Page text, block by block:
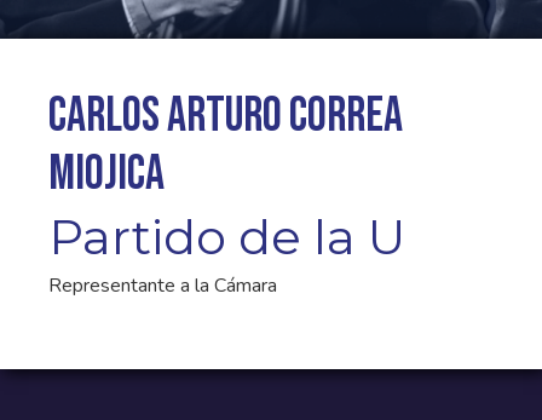
Carlos Arturo Correa
Miojica
Partido de la U
Representante a la Cámara